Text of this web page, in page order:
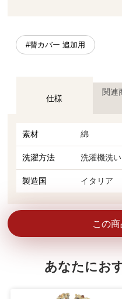
#替カバー 追加用
仕様
関連
素材 綿
洗濯方法 洗濯機洗い
製造国 イタリア
この商
あなたにお